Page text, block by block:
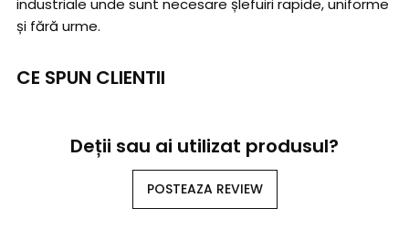
industriale unde sunt necesare șlefuiri rapide, uniforme
și fără urme.
CE SPUN CLIENTII
Deții sau ai utilizat produsul?
POSTEAZA REVIEW